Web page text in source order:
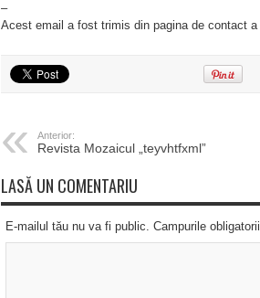
–
Acest email a fost trimis din pagina de contact
Anterior:
Revista Mozaicul „teyvhtfxml”
LASĂ UN COMENTARIU
E-mailul tău nu va fi public. Campurile